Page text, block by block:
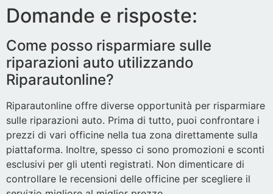
Domande e risposte:
Come posso risparmiare sulle
riparazioni auto utilizzando
Riparautonline?
Riparautonline offre diverse opportunità per risparmiare
sulle riparazioni auto. Prima di tutto, puoi confrontare i
prezzi di vari officine nella tua zona direttamente sulla
piattaforma. Inoltre, spesso ci sono promozioni e sconti
esclusivi per gli utenti registrati. Non dimenticare di
controllare le recensioni delle officine per scegliere il